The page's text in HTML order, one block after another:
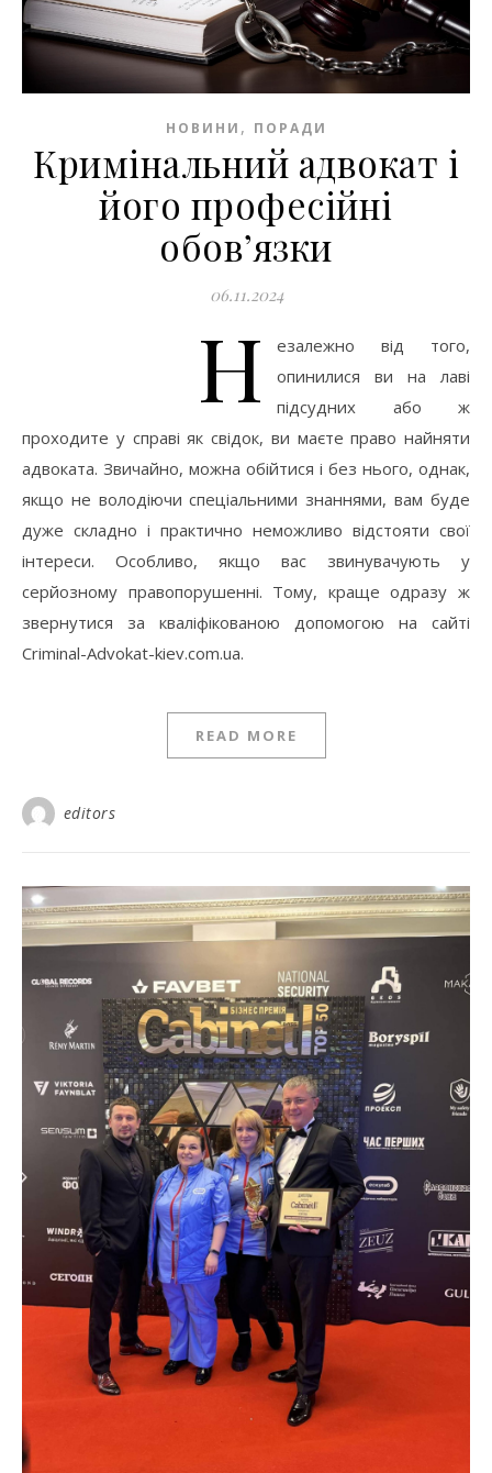
НОВИНИ , ПОРАДИ
Кримінальний адвокат і
його професійні
обов’язки
06.11.2024
Н
езалежно від того,
опинилися ви на лаві
підсудних або ж
проходите у справі як свідок, ви маєте право найняти
адвоката. Звичайно, можна обійтися і без нього, однак,
якщо не володіючи спеціальними знаннями, вам буде
дуже складно і практично неможливо відстояти свої
інтереси. Особливо, якщо вас звинувачують у
серйозному правопорушенні. Тому, краще одразу ж
звернутися за кваліфікованою допомогою на сайті
Criminal-Advokat-kiev.com.ua.
READ MORE
editors